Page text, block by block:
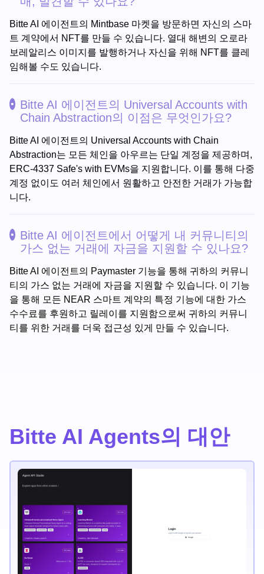
Bitte AI 에이전트의 Mintbase 마켓을 방문하면 자신의 스마
트 계약에서 NFT를 만들 수 있습니다. 열대 해변의 오로라
보레알리스 이미지를 발행하거나 자신을 위해 NFT를 클레
임해볼 수도 있습니다.
Bitte AI 에이전트의 Universal Accounts with
Chain Abstraction의 이점은 무엇인가요?
Bitte AI 에이전트의 Universal Accounts with Chain
Abstraction는 모든 체인을 아우르는 단일 계정을 제공하며,
ERC-4337 Safe's with EVMs을 지원합니다. 이를 통해 다중
계정 없이도 여러 체인에서 원활하고 안전한 거래가 가능합
니다.
Bitte AI 에이전트에서 어떻게 내 커뮤니티의
가스 없는 거래에 자금을 지원할 수 있나요?
Bitte AI 에이전트의 Paymaster 기능을 통해 귀하의 커뮤니
티의 가스 없는 거래에 자금을 지원할 수 있습니다. 이 기능
을 통해 모든 NEAR 스마트 계약의 특정 기능에 대한 가스
수수료를 후원하고 릴레이를 지원함으로써 귀하의 커뮤니
티를 위한 거래를 더욱 접근성 있게 만들 수 있습니다.
Bitte AI Agents의 대안